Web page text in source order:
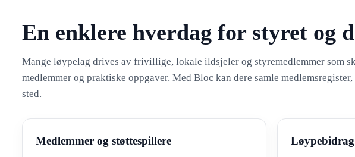
En enklere hverdag for styret og
Mange løypelag drives av frivillige, lokale ildsjeler og styremedlemmer som
medlemmer og praktiske oppgaver. Med Bloc kan dere samle
sted.
Medlemmer og støttespillere